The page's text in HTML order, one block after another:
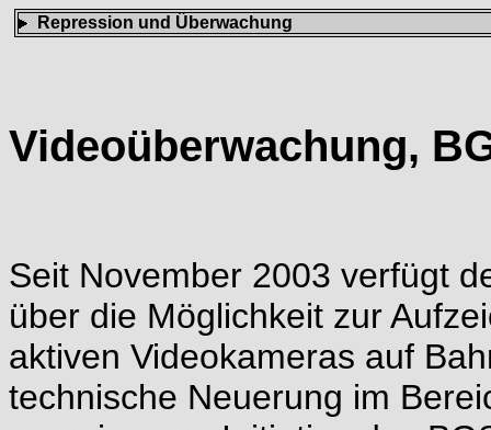
Repression und Überwachung
Videoüberwachung,
Seit November 2003 verfügt
über die Möglichkeit zur
aktiven Videokameras auf
technische Neuerung im